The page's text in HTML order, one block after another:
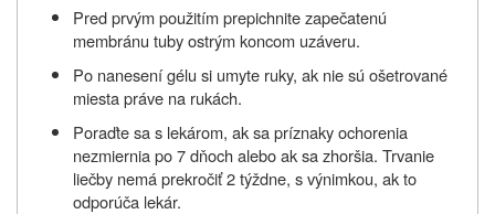
Pred prvým použitím prepichnite zapečatenú
membránu tuby ostrým koncom uzáveru.
Po nanesení gélu si umyte ruky, ak nie sú ošetrované
miesta práve na rukách.
Poraďte sa s lekárom, ak sa príznaky ochorenia
nezmiernia po 7 dňoch alebo ak sa zhoršia. Trvanie
liečby nemá prekročiť 2 týždne, s výnimkou, ak to
odporúča lekár.